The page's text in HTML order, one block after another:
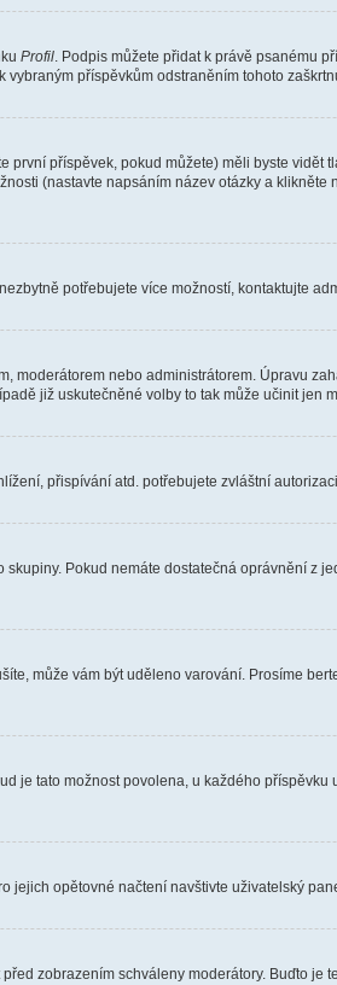
Profil . Podpis můžete přidat k právě psanému
příspěvkům odstraněním tohoto
první příspěvek, pokud můžete) měli byste vidět
(nastavte napsáním název otázky a klikněte
potřebujete více možností, kontaktujte
moderátorem nebo administrátorem. Úpravu
již uskutečněné volby to tak může učinit
přispívání atd. potřebujete zvláštní
Pokud nemáte dostatečná oprávnění z
může vám být uděleno varování. Prosíme
je tato možnost povolena, u každého
opětovné načtení navštivte uživatelský
zobrazením schváleny moderátory. Buďto